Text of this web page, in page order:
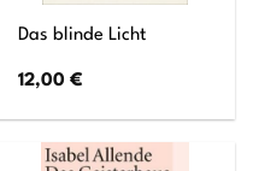
Das blinde Licht
12,00€